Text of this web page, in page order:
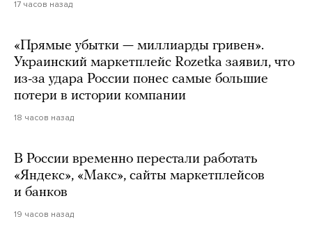
17 часов назад
«Прямые убытки — миллиарды гривен».
Украинский маркетплейс Rozetka заявил, что
из-за удара России понес самые большие
потери в истории компании
18 часов назад
В России временно перестали работать
«Яндекс», «Макс», сайты маркетплейсов
и банков
19 часов назад